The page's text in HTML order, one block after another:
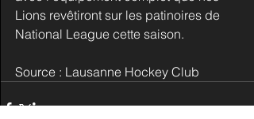
Lions revêtiront sur les patinoires de
National League cette saison.
Source : Lausanne Hockey Club